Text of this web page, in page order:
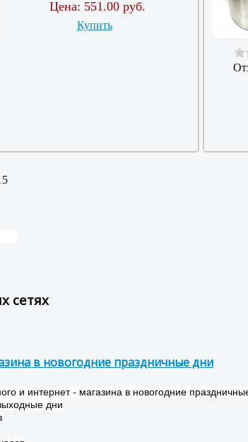
Цена: 551.00 руб.
Купить
сетях
в новогодние праздничные дни
и интернет - магазина в новогодние
дни